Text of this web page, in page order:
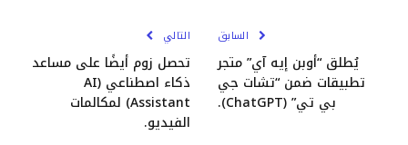
السابق
يُطلق “أوبن إيه آي” متجر
تطبيقات ضمن “تشات جي
بي تي” (ChatGPT).
التالي
تحصل زوم أيضًا على مساعد
ذكاء اصطناعي (AI
Assistant) لمكالمات
الفيديو.